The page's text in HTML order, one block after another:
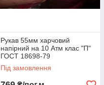
Рукав 55мм харчовий
напірний на 10 Атм клас "П"
ГОСТ 18698-79
Під замовлення